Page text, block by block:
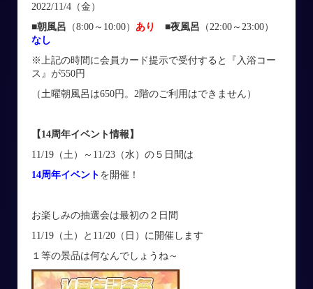
2022/11/4（金）
■朝風呂 （8:00～10:00） あり ■夜風呂 （22:00～23:00）
なし
※上記の時間に会員カード提示で受付すると『入浴コー
ス』が550円
（土曜朝風呂は650円。2階のご利用はできません）
【14周年イベント情報】
11/19（土）～11/23（水）の５日間は
14周年イベント を開催！
お楽しみの抽選会は最初の２日間
11/19（土）と11/20（日）に開催します
１等の景品は何なんでしょうね～